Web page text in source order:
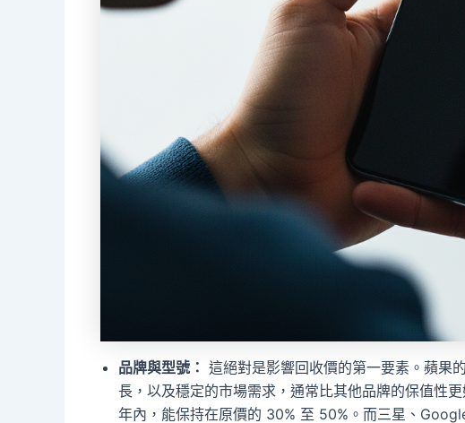
品牌與型號： 這絕對是影響回收價的第一要素。蘋果
長，以及穩定的市場需求，通常比其他品牌的保值性
年內，能保持在原價的 30% 至 50%。而三星、